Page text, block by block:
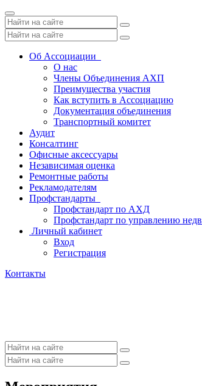
Toggle
navigation
Об Ассоциации
О нас
Члены Объединения АХП
Преимущества участия
Как вступить в Ассоциацию
Документация объединения
Транспортный комитет
Аудит
Консалтинг
Офисные аксессуары
Независимая оценка
Ремонтные работы
Рекламодателям
Профстандарты
Профстандарт по АХД
Профстандарт по управлению
Личный кабинет
Вход
Регистрация
Контакты